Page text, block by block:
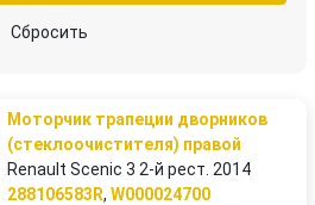
Nissan
Peugeot
Сбросить
Моторчик трапеции дворников
(стеклоочистителя) правой
Renault Scenic 3 2-й рест. 2014
288106583R, W000024700